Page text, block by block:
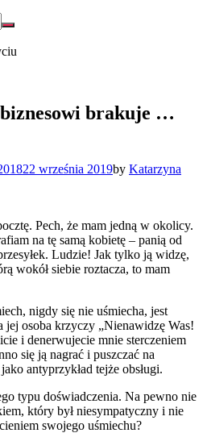
brakuje …
22 września 2019by Katarzyna
Pech, że mam jedną w okolicy.
na tę samą kobietę – panią od
Ludzie! Jak tylko ją widzę,
wokół siebie roztacza, to mam
nigdy się nie uśmiecha, jest
jej osoba krzyczy „Nienawidzę Was!
i denerwujecie mnie sterczeniem
się ją nagrać i puszczać na
antyprzykład tejże obsługi.
typu doświadczenia. Na pewno nie
który był niesympatyczny i nie
swojego uśmiechu?